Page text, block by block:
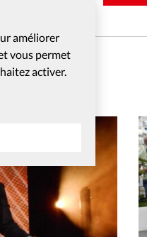
améliorer
vous permet
activer.